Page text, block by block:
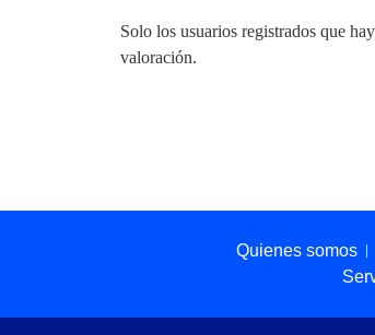
Solo los usuarios registrados que
valoración.
Quienes somos